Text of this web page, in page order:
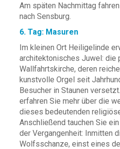
Am späten Nachmittag
nach Sensburg.
6. Tag: Masuren
Im kleinen Ort Heiligelinde
architektonisches Juwel: die
Wallfahrtskirche, deren
kunstvolle Orgel seit
Besucher in Staunen
erfahren Sie mehr über die
dieses bedeutenden
Anschließend tauchen Sie
der Vergangenheit: Inmitten
Wolfsschanze, einst eines